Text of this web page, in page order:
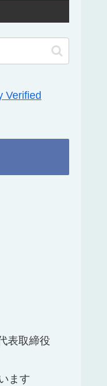
表取締役
ます